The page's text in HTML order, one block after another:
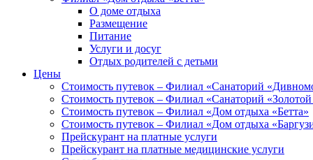
О доме отдыха
Размещение
Питание
Услуги и досуг
Отдых родителей с детьми
Цены
Стоимость путевок – Филиал «Санаторий
Стоимость путевок – Филиал «Санаторий «Золотой
Стоимость путевок – Филиал «Дом отдыха «Бетта»
Стоимость путевок – Филиал «Дом отдыха
Прейскурант на платные услуги
Прейскурант на платные медицинские услуги